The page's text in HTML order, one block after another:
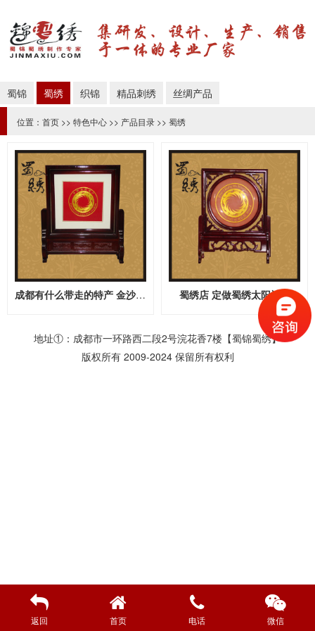
蜀锦 蜀绣 织锦 精品刺绣 丝绸产品
位置： 首页 >> 特色中心 >> 产品目录 >> 蜀绣
成都有什么带走的特产 金沙蜀绣 蜀绣店 定做蜀绣太阳神鸟
地址①：成都市一环路西二段2号浣花香7楼【蜀锦蜀绣】
版权所有 2009-2024 保留所有权利
返回 首页 电话 微信